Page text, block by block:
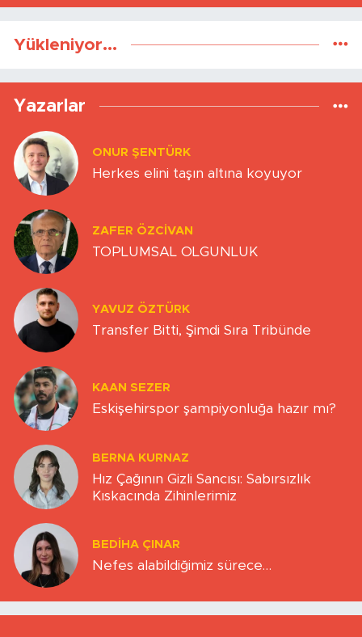
Yükleniyor...
Yazarlar
ONUR ŞENTÜRK
Herkes elini taşın altına koyuyor
ZAFER ÖZCIVAN
TOPLUMSAL OLGUNLUK
YAVUZ ÖZTÜRK
Transfer Bitti, Şimdi Sıra Tribünde
KAAN SEZER
Eskişehirspor şampiyonluğa hazır mı?
BERNA KURNAZ
Hız Çağının Gizli Sancısı: Sabırsızlık
Kıskacında Zihinlerimiz
BEDIHA ÇINAR
Nefes alabildiğimiz sürece…